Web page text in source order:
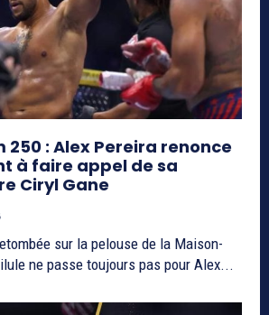
250 : Alex Pereira renonce
à faire appel de sa
Ciryl Gane
sur la pelouse de la Maison-
ne passe toujours pas pour Alex...